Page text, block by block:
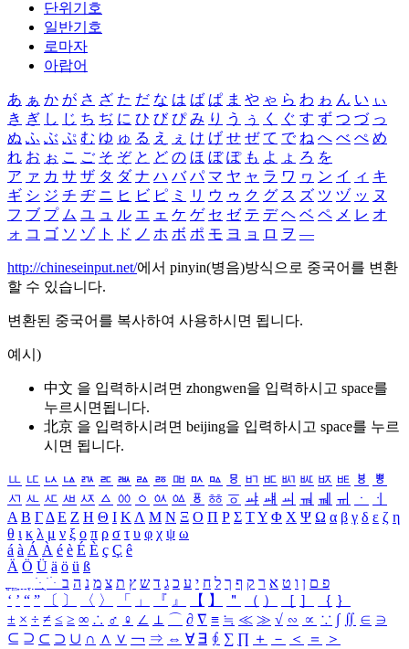
단위기호
일반기호
로마자
아랍어
あ ぁ か が さ ざ た だ な は ば ぱ ま や ゃ ら わ ゎ ん い ぃ
き ぎ し じ ち ぢ に ひ び ぴ み り う ぅ く ぐ す ず つ づ っ
ぬ ふ ぶ ぷ む ゆ ゅ る え ぇ け げ せ ぜ て で ね へ べ ぺ め
れ お ぉ こ ご そ ぞ と ど の ほ ぼ ぽ も よ ょ ろ を
ア ァ カ サ ザ タ ダ ナ ハ バ パ マ ヤ ャ ラ ワ ヮ ン イ ィ キ
ギ シ ジ チ ヂ ニ ヒ ビ ピ ミ リ ウ ゥ ク グ ス ズ ツ ヅ ッ ヌ
フ ブ プ ム ユ ュ ル エ ェ ケ ゲ セ ゼ テ デ ヘ ベ ペ メ レ オ
ォ コ ゴ ソ ゾ ト ド ノ ホ ボ ポ モ ヨ ョ ロ ヲ ―
http://chineseinput.net/에서 pinyin(병음)방식으로 중국어를 변환
할 수 있습니다.
변환된 중국어를 복사하여 사용하시면 됩니다.
예시)
中文 을 입력하시려면 zhongwen을 입력하시고 space를
누르시면됩니다.
北京 을 입력하시려면 beijing을 입력하시고 space를 누르
시면 됩니다.
ㅥ ㅦ ㅧ ㅨ ㅩ ㅪ ㅫ ㅬ ㅭ ㅮ ㅯ ㅰ ㅱ ㅲ ㅳ ㅴ ㅵ ㅶ ㅷ ㅸ
ㅹ
ㅺ ㅻ ㅼ ㅽ ㅾ ㅿ ㆀ ㆁ ㆂ ㆃ ㆄ ㆅ ㆆ ㆇ ㆈ ㆉ ㆊ ㆋ ㆌ ㆍ
ㆎ
Α Β ΓΔ Ε Ζ Η Θ Ι ΚΛ Μ Ν Ξ Ο Π Ρ Σ ΤΥ Φ Χ Ψ Ω α β γ δ ε ζ η
θ ι κ λ μ ν ξ ο π ρ σ τ υ φ χ ψ ω
á à Á À é è É È ç Ç ê
Ä Ö Ü ä ö ü ß
ִֶֹ ֻּ ׁׂ פ ם ן ו ט א ר ק ף ך ל ח י ע כ ג ד ש ץ ת צ מ נ ה ב
‘ ’ “ ” 〔 〕 〈 〉 「 」 『 』 【 】 ＂ （ ） ［ ］ ｛ ｝
± × ÷ ≠ ≤ ≥ ∞ ∴ ♂ ♀ ∠ ⊥ ⌒ ∂ ∇ ≡ ≒ ≪ ≫ √ ∽ ∝ ∵ ∫ ∬ ∈ ∋
⊆ ⊇ ⊂ ⊃ ∪ ∩ ∧ ∨ ￢ ⇒ ⇔ ∀ ∃ ∮ ∑ ∏ ＋ － ＜ ＝
＞